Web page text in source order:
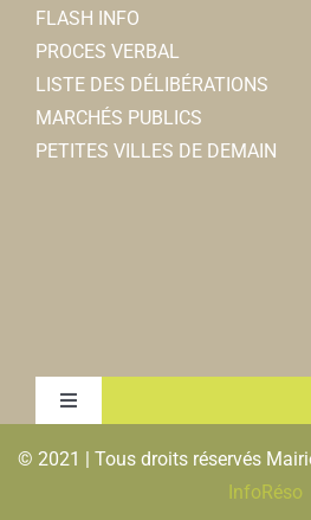
FLASH INFO
PROCES VERBAL
LISTE DES DÉLIBÉRATIONS
MARCHÉS PUBLICS
PETITES VILLES DE DEMAIN
Toggle
MENTIONS LEGALES & RGPD
© 2021 | Tous droits réservés
InfoRéso